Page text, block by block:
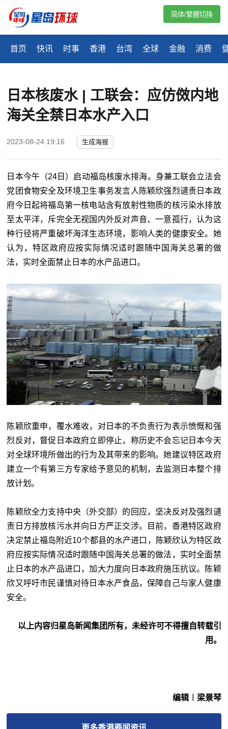
首页 快讯 时事 香港 台湾 全球 金融 消费
简体/繁體切換
日本核废水 | 工联会：应仿傚内地
海关全禁日本水产入口
2023-08-24 19:16 生成海报
日本今午（24日）启动福岛核废水排海。身兼工联会立法会
党团食物安全及环境卫生事务发言人陈颖欣强烈谴责日本政
府今日起将福岛第一核电站含有放射性物质的核污染水排放
至太平洋，斥完全无视国内外反对声音、一意孤行，认为这
种行径将严重破坏海洋生态环境，影响人类的健康安全。她
认为，特区政府应按实际情况适时跟随中国海关总署的做
法，实时全面禁止日本的水产品进口。
陈颖欣重申，覆水难收，对日本的不负责行为表示愤慨和强
烈反对，督促日本政府立即停止，称历史不会忘记日本今天
对全球环境所做出的行为及其带来的影响。她建议特区政府
建立一个有第三方专家给予意见的机制，去监测日本整个排
放计划。
陈颖欣全力支持中央（外交部）的回应，坚决反对及强烈谴
责日方排放核污水并向日方严正交涉。目前，香港特区政府
决定禁止福岛附近10个都县的水产进口，陈颖欣认为特区政
府应按实际情况适时跟随中国海关总署的做法，实时全面禁
止日本的水产品进口，加大力度向日本政府施压抗议。陈颖
欣又呼吁市民谨慎对待日本水产食品，保障自己与家人健康
安全。
以上内容归星岛新闻集团所有，未经许可不得擅自转载引
用。
编辑︱梁景琴